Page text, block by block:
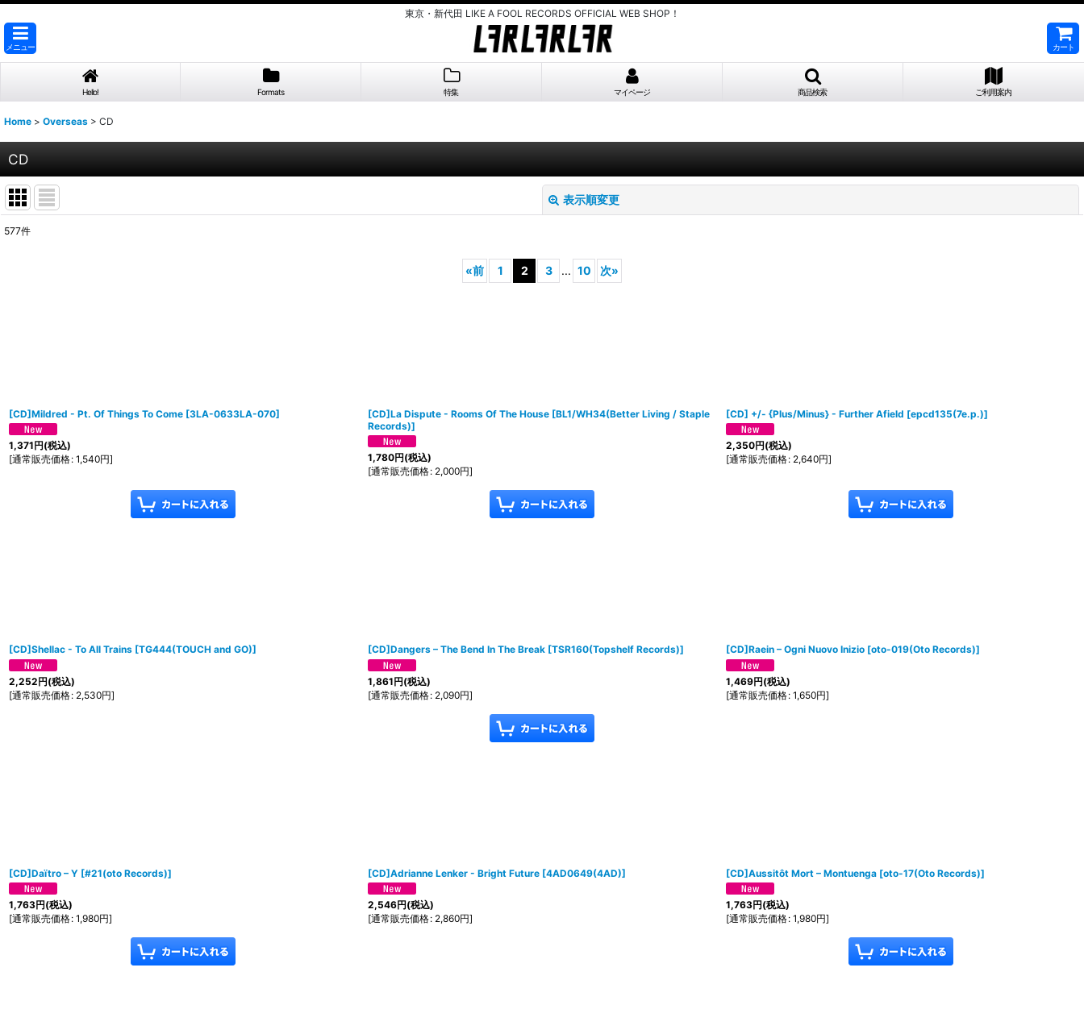
東京・新代田 LIKE A FOOL RECORDS OFFICIAL WEB SHOP！
メニュー カート
Hello! Formats 特集 マイページ 商品検索 ご利用案内
Home > Overseas > CD
CD
表示順変更
577件
«前 1 2 3 ... 10 次»
[CD]Mildred - Pt. Of Things To Come [3LA-0633LA-070]
1,371円(税込)
[通常販売価格: 1,540円]
[CD]La Dispute - Rooms Of The House [BL1/WH34(Better Living / Staple
Records)]
1,780円(税込)
[通常販売価格: 2,000円]
[CD] +/- {Plus/Minus} - Further Afield [epcd135(7e.p.)]
2,350円(税込)
[通常販売価格: 2,640円]
[CD]Shellac - To All Trains [TG444(TOUCH and GO)]
2,252円(税込)
[通常販売価格: 2,530円]
[CD]Dangers – The Bend In The Break [TSR160(Topshelf Records)]
1,861円(税込)
[通常販売価格: 2,090円]
[CD]Raein – Ogni Nuovo Inizio [oto-019(Oto Records)]
1,469円(税込)
[通常販売価格: 1,650円]
[CD]Daïtro – Y [#21(oto Records)]
1,763円(税込)
[通常販売価格: 1,980円]
[CD]Adrianne Lenker - Bright Future [4AD0649(4AD)]
2,546円(税込)
[通常販売価格: 2,860円]
[CD]Aussitôt Mort – Montuenga [oto-17(Oto Records)]
1,763円(税込)
[通常販売価格: 1,980円]